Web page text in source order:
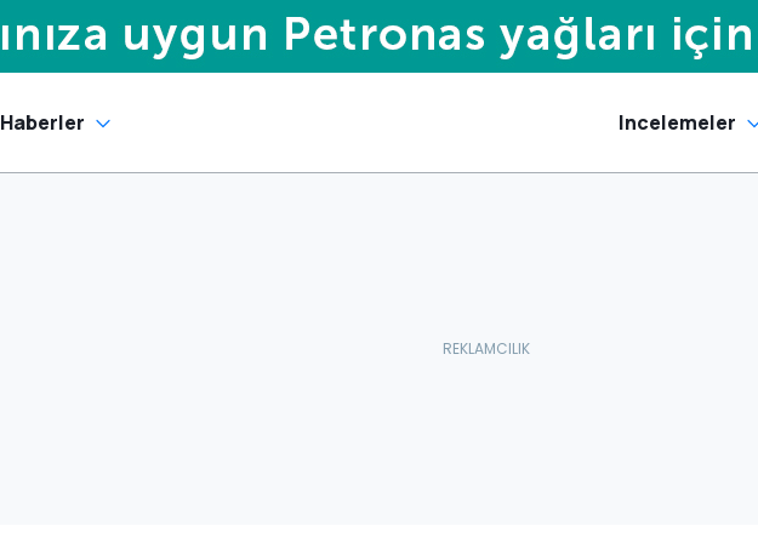
Haberler Incelemeler